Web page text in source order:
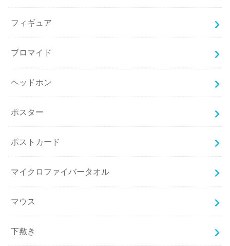
フィギュア
ブロマイド
ヘッドホン
ポスター
ポストカード
マイクロファイバータオル
マウス
下敷き